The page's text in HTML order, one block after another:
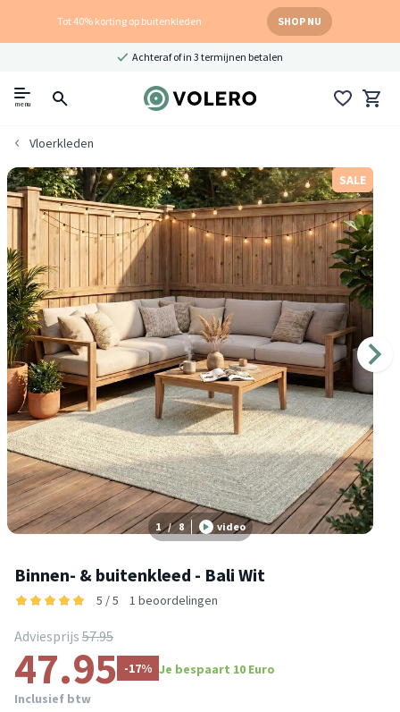
Tot 40% korting op buitenkleden SHOP NU
Achteraf of in 3 termijnen betalen
menu
Vloerkleden
SALE
1 / 8 video
Binnen- & buitenkleed - Bali Wit
5 / 5 1 beoordelingen
Adviesprijs 57.95
47.95 -17% Je bespaart 10 Euro
Inclusief btw